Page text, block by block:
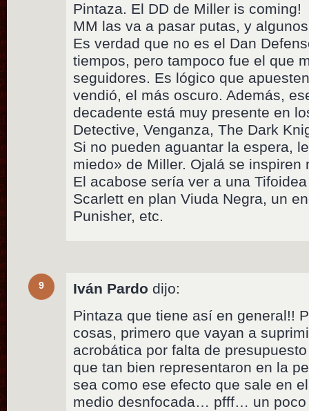
Pintaza. El DD de Miller is coming!
MM las va a pasar putas, y
Es verdad que no es el Dan
tiempos, pero tampoco fue el que
seguidores. Es lógico que
vendió, el más oscuro. Además,
decadente está muy presente en
Detective, Venganza, The Dark
Si no pueden aguantar la espera,
miedo» de Miller. Ojalá se inspiren
El acabose sería ver a una
Scarlett en plan Viuda Negra, un
Punisher, etc.
9 Iván Pardo dijo:
Pintaza que tiene así en general!!
cosas, primero que vayan a
acrobática por falta de
que tan bien representaron en la
sea como ese efecto que sale en
medio desnfocada… pfff… un